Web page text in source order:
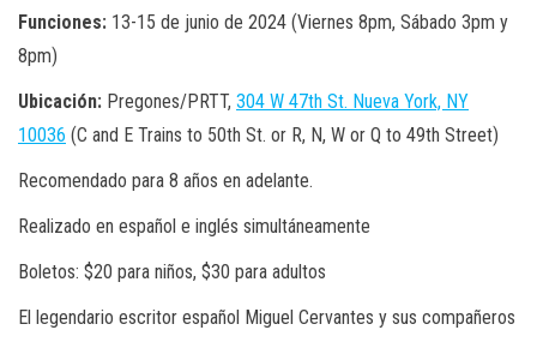
Funciones: 13-15 de junio de 2024 (Viernes 8pm, Sábado 3pm y
8pm)
Ubicación: Pregones/PRTT, 304 W 47th St. Nueva York, NY
10036 (C and E Trains to 50th St. or R, N, W or Q to 49th Street)
Recomendado para 8 años en adelante.
Realizado en español e inglés simultáneamente
Boletos: $20 para niños, $30 para adultos
El legendario escritor español Miguel Cervantes y sus compañeros